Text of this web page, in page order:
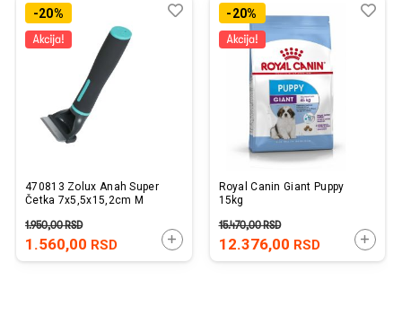
-20%
470813 Zolux Anah Super
Četka 7x5,5x15,2cm M
1.560,00 RSD
1.950,00RSD
DODAJTE U KORPU
Dodaj
Uporedi-20%
Royal Canin Giant Puppy
15kg
12.376,00 RSD
15.470,00RSD